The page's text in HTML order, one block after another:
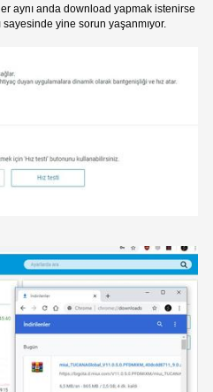
aynı anda download yapmak istenirse
sayesinde yine sorun yaşanmıyor.